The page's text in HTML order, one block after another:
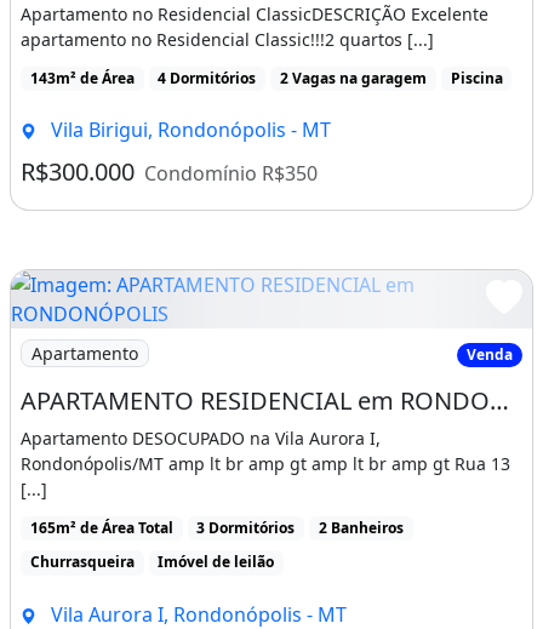
Apartamento no Residencial ClassicDESCRIÇÃO Excelente
apartamento no Residencial Classic!!!2 quartos [...]
143m² de Área 4 Dormitórios 2 Vagas na garagem Piscina
Vila Birigui, Rondonópolis - MT
R$300.000 Condomínio R$350
Imagem: APARTAMENTO RESIDENCIAL em
Apartamento Venda
APARTAMENTO RESIDENCIAL em RONDONÓPOLIS - MT, VILA AURORA I
Apartamento DESOCUPADO na Vila Aurora I,
Rondonópolis/MT amp lt br amp gt amp lt br amp gt Rua 13
[...]
165m² de Área Total 3 Dormitórios
2 Banheiros
Churrasqueira
Imóvel de leilão
Vila Aurora I, Rondonópolis - MT